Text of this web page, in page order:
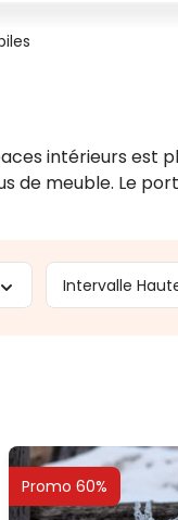
intérieurs est
de meuble. Le
Intervalle
Promo 60%